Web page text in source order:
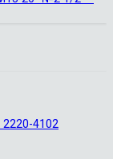
4102